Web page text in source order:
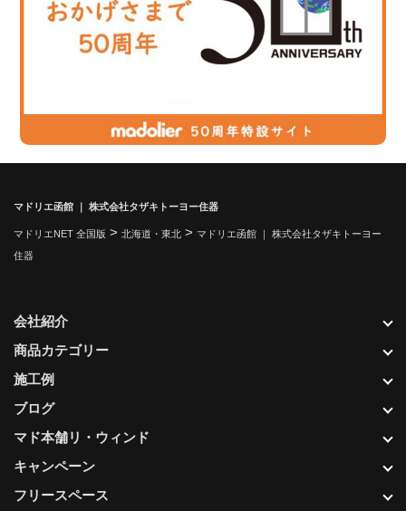
マドリエ函館 ｜ 株式会社タザキトーヨー住器
マドリエNET 全国版 > 北海道・東北 > マドリエ函館 ｜ 株式会社タザキトーヨー
住器
会社紹介
商品カテゴリー
施工例
ブログ
マド本舗リ・ウィンド
キャンペーン
フリースペース